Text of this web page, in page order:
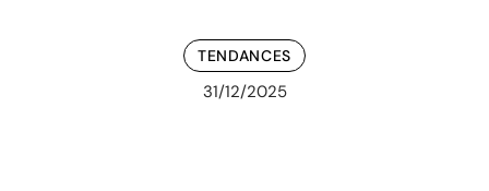
TENDANCES
31/12/2025